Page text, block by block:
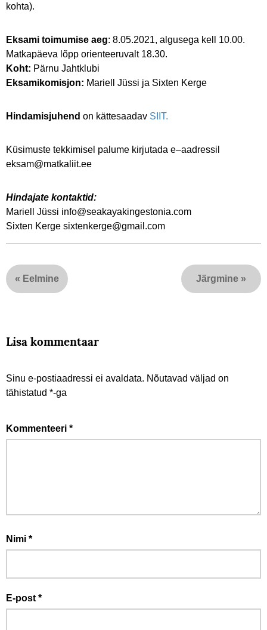
kohta).
Eksami toimumise aeg: 8.05.2021, algusega kell 10.00.
Matkapäeva lõpp orienteeruvalt 18.30.
Koht: Pärnu Jahtklubi
Eksamikomisjon: Mariell Jüssi ja Sixten Kerge
Hindamisjuhend on kättesaadav SIIT.
Küsimuste tekkimisel palume kirjutada e–aadressil
eksam@matkaliit.ee
Hindajate kontaktid:
Mariell Jüssi info@seakayakingestonia.com
Sixten Kerge sixtenkerge@gmail.com
« Eelmine Järgmine »
Lisa kommentaar
Sinu e-postiaadressi ei avaldata. Nõutavad väljad on
tähistatud *-ga
Kommenteeri *
Nimi *
E-post *